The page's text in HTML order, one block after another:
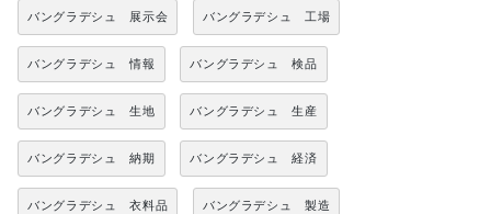
バングラデシュ 展示会 バングラデシュ 工場
バングラデシュ 情報 バングラデシュ 検品
バングラデシュ 生地 バングラデシュ 生産
バングラデシュ 納期 バングラデシュ 経済
バングラデシュ 衣料品 バングラデシュ 製造